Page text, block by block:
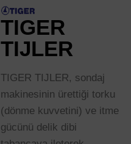
TIGER
TIJLER
TIGER TIJLER, sondaj
makinesinin ürettiği torku
(dönme kuvvetini) ve itme
gücünü delik dibi